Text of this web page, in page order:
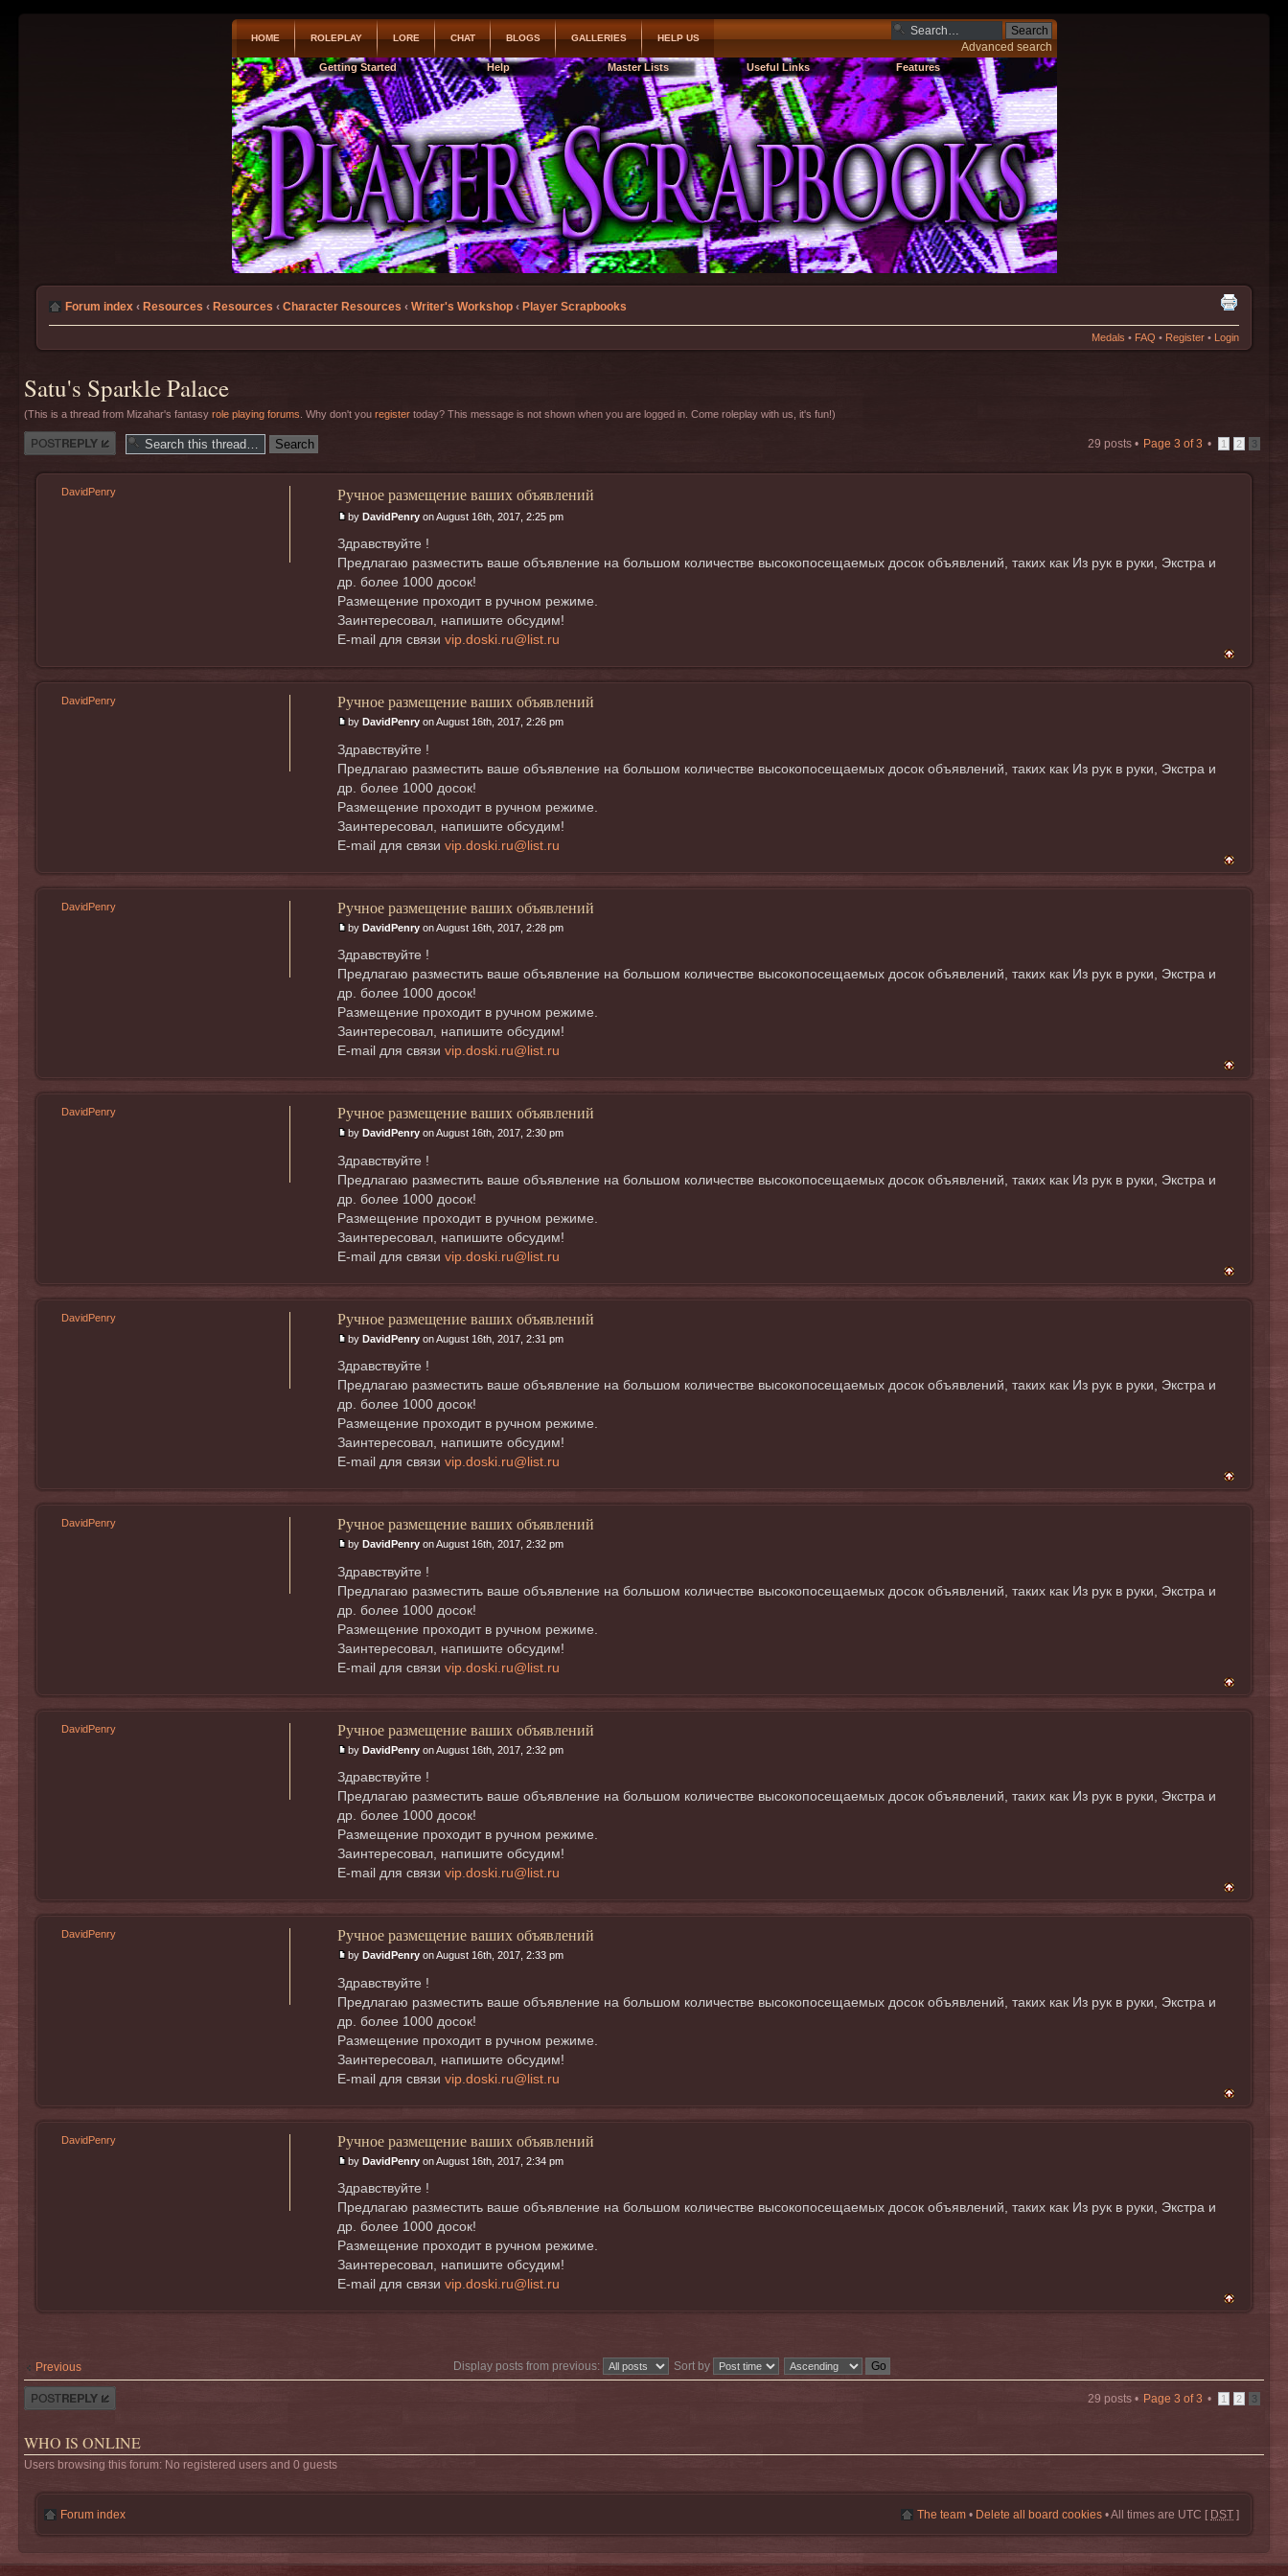
HOME ROLEPLAY LORE CHAT BLOGS GALLERIES HELP US
Advanced search
Getting Started Help Master Lists Useful Links Features
Forum index ‹ Resources ‹ Resources ‹ Character Resources ‹ Writer's Workshop ‹ Player Scrapbooks
Medals • FAQ • Register • Login
Satu's Sparkle Palace
(This is a thread from Mizahar's fantasy role playing forums . Why don't you register today? This message is not shown when you are logged in. Come roleplay with us, it's fun!)
Post a reply 29 posts • Page 3 of3 • 1 2 3
Ручное размещение ваших объявлений
by DavidPenryon August 16th, 2017, 2:25 pm
Здравствуйте !
Предлагаю разместить ваше объявление на большом количестве высокопосещаемых досок объявлений, таких как Из рук в руки, Экстра и
др. более 1000 досок!
Размещение проходит в ручном режиме.
Заинтересовал, напишите обсудим!
E-mail для связи vip.doski.ru@list.ru
DavidPenry
Ручное размещение ваших объявлений
by DavidPenryon August 16th, 2017, 2:26 pm
Здравствуйте !
Предлагаю разместить ваше объявление на большом количестве высокопосещаемых досок объявлений, таких как Из рук в руки, Экстра и
др. более 1000 досок!
Размещение проходит в ручном режиме.
Заинтересовал, напишите обсудим!
E-mail для связи vip.doski.ru@list.ru
DavidPenry
Ручное размещение ваших объявлений
by DavidPenryon August 16th, 2017, 2:28 pm
Здравствуйте !
Предлагаю разместить ваше объявление на большом количестве высокопосещаемых досок объявлений, таких как Из рук в руки, Экстра и
др. более 1000 досок!
Размещение проходит в ручном режиме.
Заинтересовал, напишите обсудим!
E-mail для связи vip.doski.ru@list.ru
DavidPenry
Ручное размещение ваших объявлений
by DavidPenryon August 16th, 2017, 2:30 pm
Здравствуйте !
Предлагаю разместить ваше объявление на большом количестве высокопосещаемых досок объявлений, таких как Из рук в руки, Экстра и
др. более 1000 досок!
Размещение проходит в ручном режиме.
Заинтересовал, напишите обсудим!
E-mail для связи vip.doski.ru@list.ru
DavidPenry
Ручное размещение ваших объявлений
by DavidPenryon August 16th, 2017, 2:31 pm
Здравствуйте !
Предлагаю разместить ваше объявление на большом количестве высокопосещаемых досок объявлений, таких как Из рук в руки, Экстра и
др. более 1000 досок!
Размещение проходит в ручном режиме.
Заинтересовал, напишите обсудим!
E-mail для связи vip.doski.ru@list.ru
DavidPenry
Ручное размещение ваших объявлений
by DavidPenryon August 16th, 2017, 2:32 pm
Здравствуйте !
Предлагаю разместить ваше объявление на большом количестве высокопосещаемых досок объявлений, таких как Из рук в руки, Экстра и
др. более 1000 досок!
Размещение проходит в ручном режиме.
Заинтересовал, напишите обсудим!
E-mail для связи vip.doski.ru@list.ru
DavidPenry
Ручное размещение ваших объявлений
by DavidPenryon August 16th, 2017, 2:32 pm
Здравствуйте !
Предлагаю разместить ваше объявление на большом количестве высокопосещаемых досок объявлений, таких как Из рук в руки, Экстра и
др. более 1000 досок!
Размещение проходит в ручном режиме.
Заинтересовал, напишите обсудим!
E-mail для связи vip.doski.ru@list.ru
DavidPenry
Ручное размещение ваших объявлений
by DavidPenryon August 16th, 2017, 2:33 pm
Здравствуйте !
Предлагаю разместить ваше объявление на большом количестве высокопосещаемых досок объявлений, таких как Из рук в руки, Экстра и
др. более 1000 досок!
Размещение проходит в ручном режиме.
Заинтересовал, напишите обсудим!
E-mail для связи vip.doski.ru@list.ru
DavidPenry
Ручное размещение ваших объявлений
by DavidPenryon August 16th, 2017, 2:34 pm
Здравствуйте !
Предлагаю разместить ваше объявление на большом количестве высокопосещаемых досок объявлений, таких как Из рук в руки, Экстра и
др. более 1000 досок!
Размещение проходит в ручном режиме.
Заинтересовал, напишите обсудим!
E-mail для связи vip.doski.ru@list.ru
DavidPenry
Previous Display posts from previous: Sort by
Post a reply 29 posts • Page 3 of3 • 1 2 3
WHO IS ONLINE
Users browsing this forum: No registered users and 0 guests
Forum index The team • Delete all board cookies • All times are UTC [ DST ]